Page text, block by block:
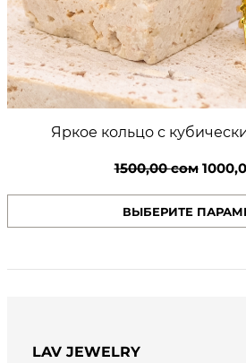
Яркое кольцо с
1500,00сом
цена
ВЫБЕРИТЕ
LAV JEWELRY